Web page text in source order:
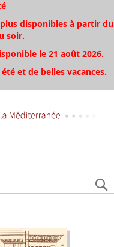
disponibles à partir du
soir.
le 21 août 2026.
et de belles vacances.